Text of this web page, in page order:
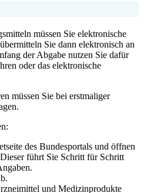
müssen Sie elektronische
Sie dann elektronisch an
der Abgabe nutzen Sie dafür
oder das elektronische
müssen Sie bei erstmaliger
des Bundesportals und öffnen
führt Sie Schritt für Schritt
und Medizinprodukte